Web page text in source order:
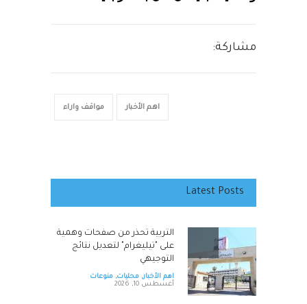
مشاركة:
اهم الأخبار مواقف واراء
Latest Posts
التربية تحذر من صفحات وهمية
على "تيليغرام" لتعديل نتائج
التوجيهي
اهم الأخبار, محليات, منوعات
أغسطس 10, 2026